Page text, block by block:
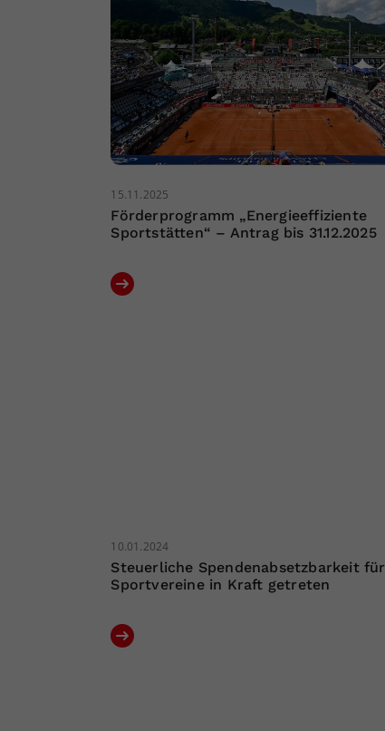
15.11.2025
Förderprogramm „Energieeffiziente
Sportstätten“ – Antrag bis 31.12.2025
10.01.2024
Steuerliche Spendenabsetzbarkeit für
Sportvereine in Kraft getreten